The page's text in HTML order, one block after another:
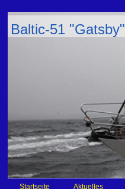
Baltic-51 "Gatsby"
Startseite Aktuelles